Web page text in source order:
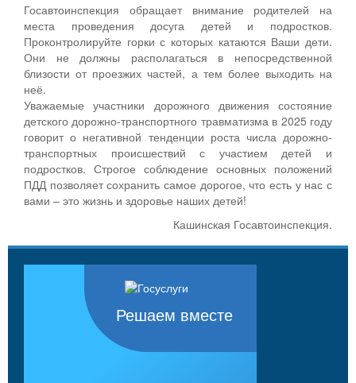
Госавтоинспекция обращает внимание родителей на
места проведения досуга детей и подростков.
Проконтролируйте горки с которых катаются Ваши дети.
Они не должны располагаться в непосредственной
близости от проезжих частей, а тем более выходить на
неё.
Уважаемые участники дорожного движения состояние
детского дорожно-транспортного травматизма в 2025 году
говорит о негативной тенденции роста числа дорожно-
транспортных происшествий с участием детей и
подростков. Строгое соблюдение основных положений
ПДД позволяет сохранить самое дорогое, что есть у нас с
вами – это жизнь и здоровье наших детей!
Кашинская Госавтоинспекция.
Решаем вместе